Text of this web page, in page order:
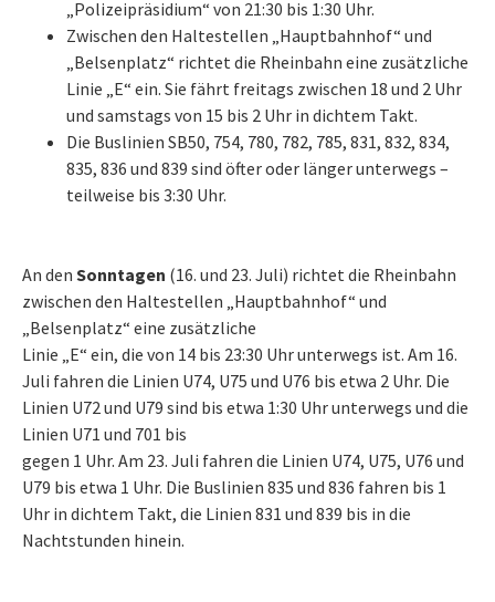
„Polizeipräsidium“ von 21:30 bis 1:30 Uhr.
Zwischen den Haltestellen „Hauptbahnhof“ und
„Belsenplatz“ richtet die Rheinbahn eine zusätzliche
Linie „E“ ein. Sie fährt freitags zwischen 18 und 2 Uhr
und samstags von 15 bis 2 Uhr in dichtem Takt.
Die Buslinien SB50, 754, 780, 782, 785, 831, 832, 834,
835, 836 und 839 sind öfter oder länger unterwegs –
teilweise bis 3:30 Uhr.
An den Sonntagen (16. und 23. Juli) richtet die Rheinbahn
zwischen den Haltestellen „Hauptbahnhof“ und
„Belsenplatz“ eine zusätzliche
Linie „E“ ein, die von 14 bis 23:30 Uhr unterwegs ist. Am 16.
Juli fahren die Linien U74, U75 und U76 bis etwa 2 Uhr. Die
Linien U72 und U79 sind bis etwa 1:30 Uhr unterwegs und die
Linien U71 und 701 bis
gegen 1 Uhr. Am 23. Juli fahren die Linien U74, U75, U76 und
U79 bis etwa 1 Uhr. Die Buslinien 835 und 836 fahren bis 1
Uhr in dichtem Takt, die Linien 831 und 839 bis in die
Nachtstunden hinein.